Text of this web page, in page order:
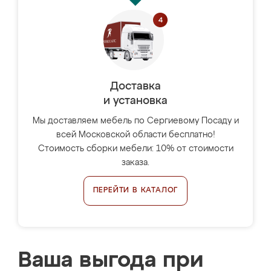
Доставка
и установка
Мы доставляем мебель по Сергиевому Посаду и
всей Московской области бесплатно!
Стоимость сборки мебели: 10% от стоимости
заказа.
ПЕРЕЙТИ В КАТАЛОГ
Ваша выгода при